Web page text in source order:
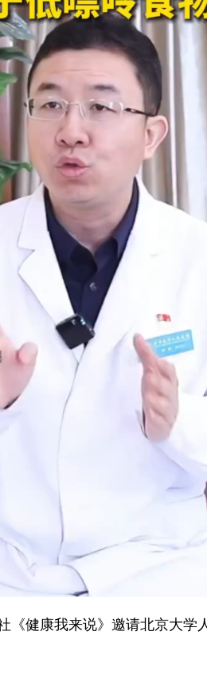
健康我来说》邀请北京大学